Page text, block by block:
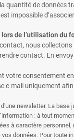
la quantité de
impossible
de l’utilisation du
nous
contact. En
votre consentement
mail uniquement
newsletter. La base
: à tout
à caractère
données. Pour toute